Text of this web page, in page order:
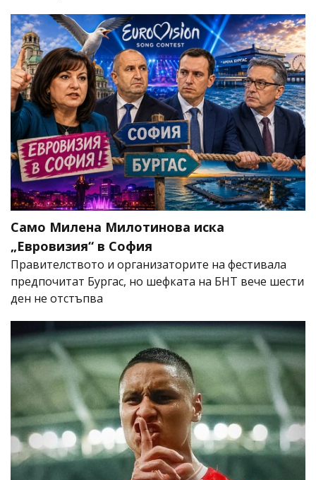
Само Милена Милотинова иска
„Евровизия“ в София
Правителството и организаторите на фестивала
предпочитат Бургас, но шефката на БНТ вече шести
ден не отстъпва